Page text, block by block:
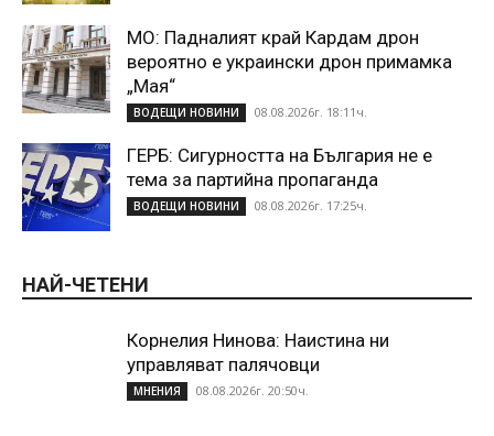
МО: Падналият край Кардам дрон
вероятно е украински дрон примамка
„Мая“
ВОДЕЩИ НОВИНИ 08.08.2026г. 18:11ч.
ГЕРБ: Сигурността на България не е
тема за партийна пропаганда
ВОДЕЩИ НОВИНИ 08.08.2026г. 17:25ч.
НАЙ-ЧЕТЕНИ
Корнелия Нинова: Наистина ни
управляват палячовци
МНЕНИЯ 08.08.2026г. 20:50ч.